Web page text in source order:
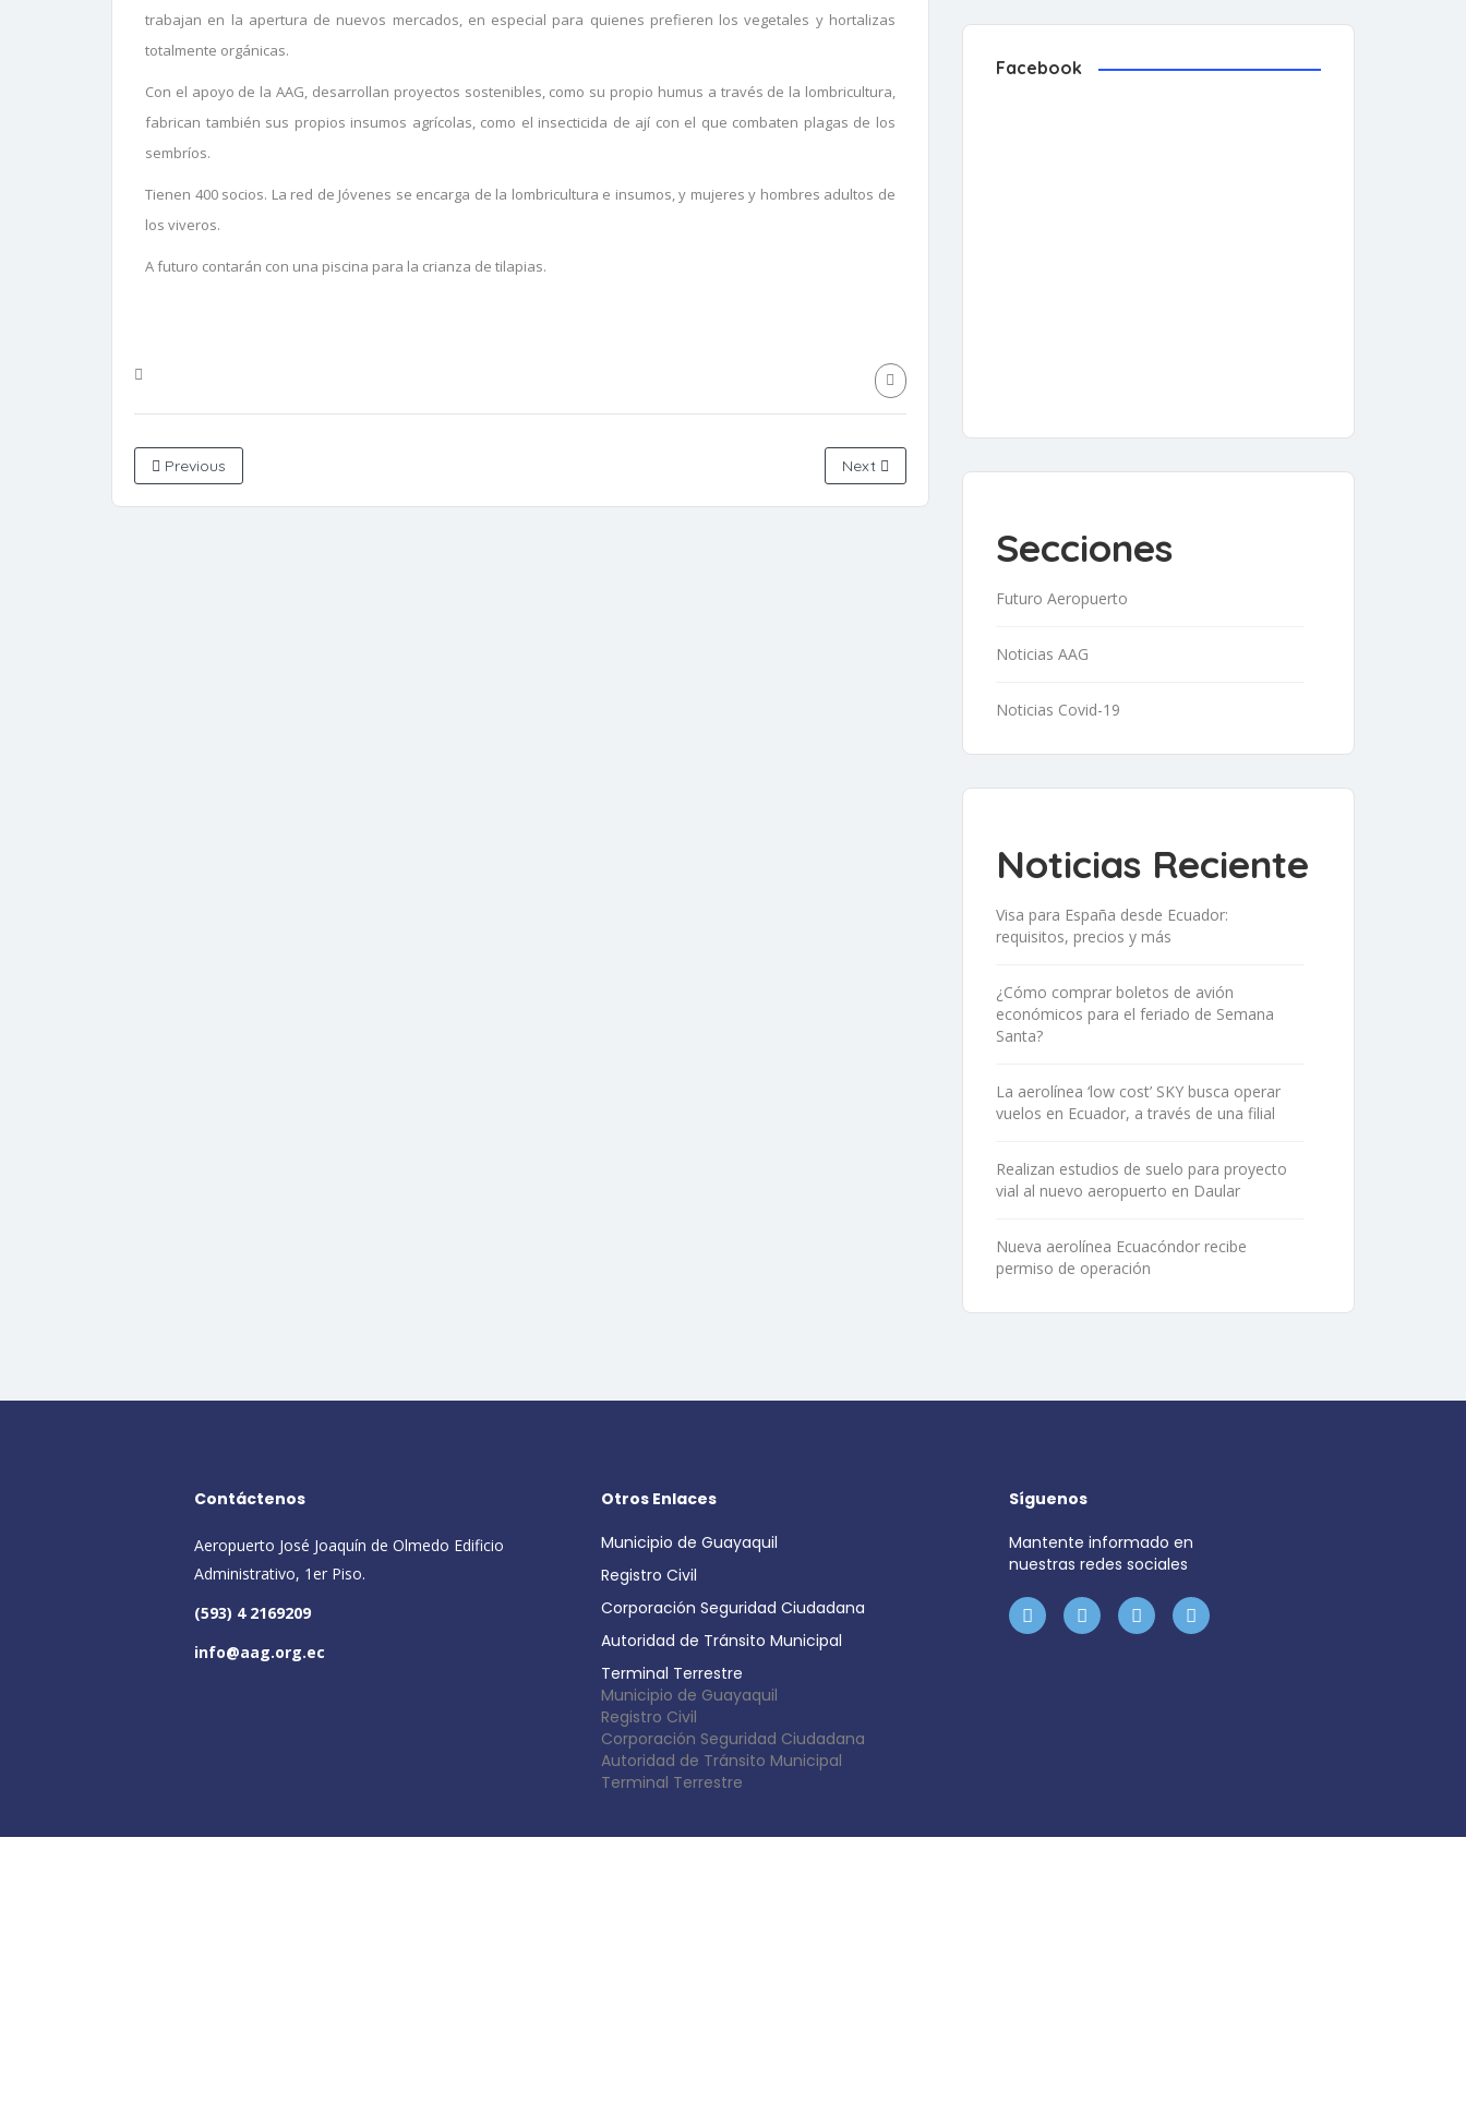
trabajan en la apertura de nuevos mercados, en especial para quienes prefieren los vegetales y hortalizas
totalmente orgánicas.
Con el apoyo de la AAG, desarrollan proyectos sostenibles, como su propio humus a través de la lombricultura,
fabrican también sus propios insumos agrícolas, como el insecticida de ají con el que combaten plagas de los
sembríos.
Tienen 400 socios. La red de Jóvenes se encarga de la lombricultura e insumos, y mujeres y hombres adultos de
los viveros.
A futuro contarán con una piscina para la crianza de tilapias.
Previous Next
Facebook
Secciones
Futuro Aeropuerto
Noticias AAG
Noticias Covid-19
Noticias Reciente
Visa para España desde Ecuador:
requisitos, precios y más
¿Cómo comprar boletos de avión
económicos para el feriado de Semana
Santa?
La aerolínea ‘low cost’ SKY busca operar
vuelos en Ecuador, a través de una filial
Realizan estudios de suelo para proyecto
vial al nuevo aeropuerto en Daular
Nueva aerolínea Ecuacóndor recibe
permiso de operación
Contáctenos
Aeropuerto José Joaquín de Olmedo Edificio
Administrativo, 1er Piso.
(593) 4 2169209
info@aag.org.ec
Otros Enlaces
Municipio de Guayaquil
Registro Civil
Corporación Seguridad Ciudadana
Autoridad de Tránsito Municipal
Terminal Terrestre
Municipio de Guayaquil
Registro Civil
Corporación Seguridad Ciudadana
Autoridad de Tránsito Municipal
Terminal Terrestre
Síguenos
Mantente informado en
nuestras redes sociales